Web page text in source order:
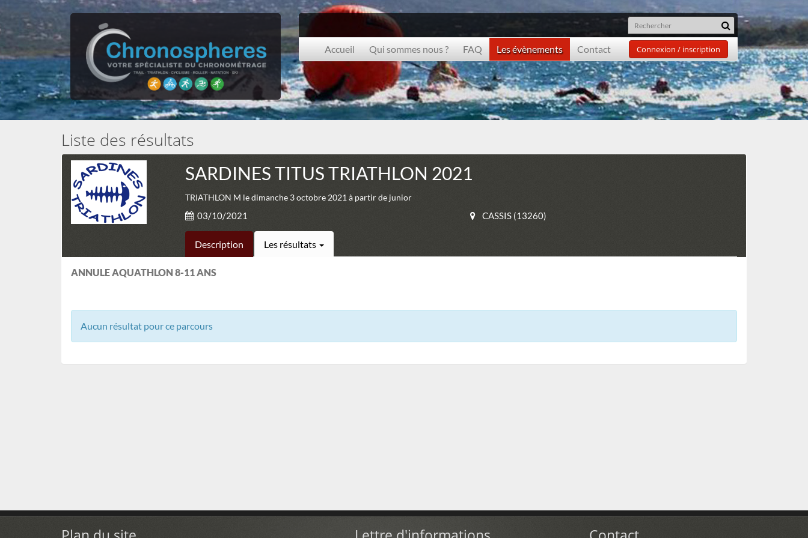
Accueil Qui sommes nous ? FAQ Les évènements Contact Connexion / inscription
Liste des résultats
SARDINES TITUS TRIATHLON 2021
TRIATHLON M le dimanche 3 octobre 2021 à partir de junior
03/10/2021 CASSIS (13260)
Description Les résultats
ANNULE AQUATHLON 8-11 ANS
Aucun résultat pour ce parcours